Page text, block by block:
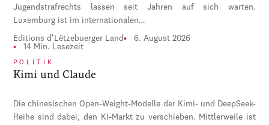
Jugendstrafrechts lassen seit Jahren auf sich warten.
Luxemburg ist im internationalen…
Editions d'Lëtzebuerger Land
6. August 2026
14 Min. Lesezeit
POLITIK
Kimi und Claude
Die chinesischen Open-Weight-Modelle der Kimi- und DeepSeek-
Reihe sind dabei, den KI-Markt zu verschieben. Mittlerweile ist